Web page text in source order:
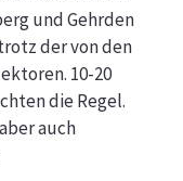
undGehrden
der von den
10-20
die Regel.
auch